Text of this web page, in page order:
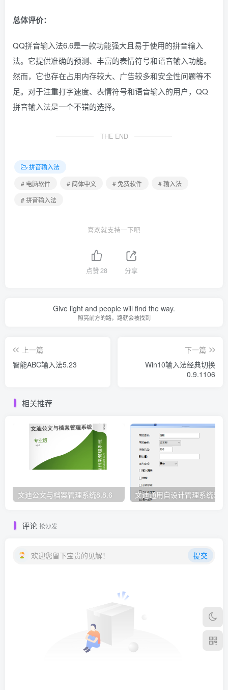
总体评价：
QQ拼音输入法6.6是一款功能强大且易于使用的拼音输入
法。它提供准确的预测、丰富的表情符号和语音输入功能。
然而，它也存在占用内存较大、广告较多和安全性问题等不
足。对于注重打字速度、表情符号和语音输入的用户，QQ
拼音输入法是一个不错的选择。
THE END
拼音输入法
# 电脑软件
# 简体中文 # 免费软件
# 输入法
# 拼音输入法
喜欢就支持一下吧
点赞28 分享
Give light and people will find the way.
照亮前方的路，路就会被找到
上一篇
智能ABC输入法5.23
下一篇
Win10输入法经典切换
0.9.1106
相关推荐
文迪公文与档案管理系统8.8.6 文迪通用自设计管理系统
评论 抢沙发
欢迎您留下宝贵的见解！ 提交